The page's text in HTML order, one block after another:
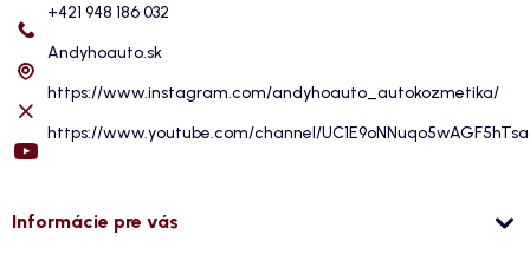
+421 948 186 032
Andyhoauto.sk
https://www.instagram.com/andyhoauto_autokozmetika/
https://www.youtube.com/channel/
Informácie pre vás